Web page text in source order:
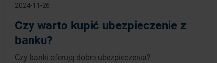
2024-11-26
Czy warto kupić ubezpieczenie z
banku?
Czy banki oferują dobre ubezpieczenia?